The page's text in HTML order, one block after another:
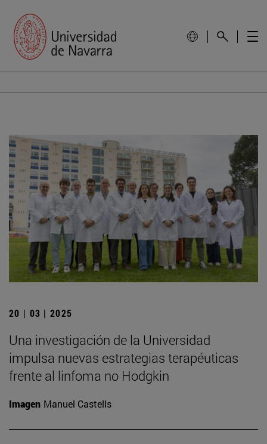
20 | 03 | 2025
Una investigación de la Universidad
impulsa nuevas estrategias terapéuticas
frente al linfoma no Hodgkin
Imagen Manuel Castells